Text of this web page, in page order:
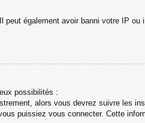
également avoir banni votre IP
possibilités :
alors vous devrez suivre les
puissiez vous connecter. Cette